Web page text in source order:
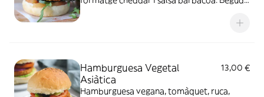
Hamburguesa Vegetal
Asiàtica
13,00 €
Hamburguesa vegana, tomàquet, ruca,